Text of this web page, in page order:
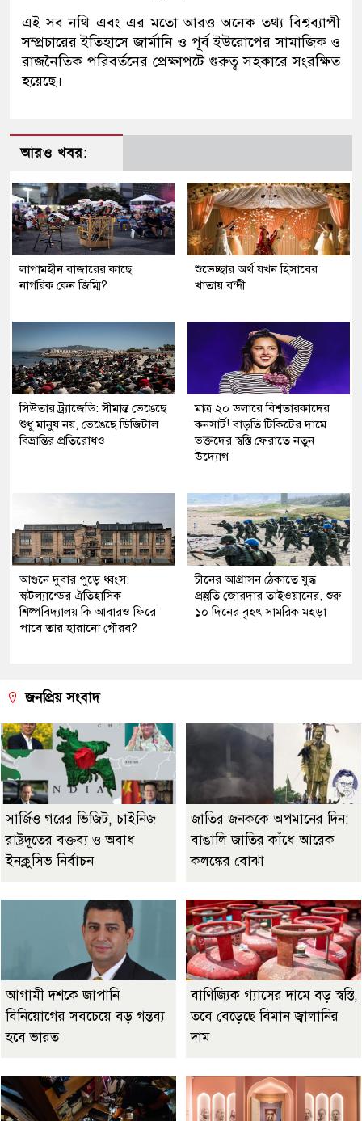
এই সব নথি এবং এর মতো আরও অনেক তথ্য বিশ্বব্যাপী
সম্প্রচারের ইতিহাসে জার্মানি ও পূর্ব ইউরোপের সামাজিক ও
রাজনৈতিক পরিবর্তনের প্রেক্ষাপটে গুরুত্ব সহকারে সংরক্ষিত
হয়েছে।
আরও খবর:
লাগামহীন বাজারের কাছে
নাগরিক কেন জিম্মি?
শুভেচ্ছার অর্থ যখন হিসাবের
খাতায় বন্দী
সিউতার ট্র্যাজেডি: সীমান্ত ভেঙেছে
শুধু মানুষ নয়, ভেঙেছে ডিজিটাল
বিভ্রান্তির প্রতিরোধও
মাত্র ২০ ডলারে বিশ্বতারকাদের
কনসার্ট! বাড়তি টিকিটের দামে
ভক্তদের স্বস্তি ফেরাতে নতুন
উদ্যোগ
আগুনে দুবার পুড়ে ধ্বংস:
স্কটল্যান্ডের ঐতিহাসিক
শিল্পবিদ্যালয় কি আবারও ফিরে
পাবে তার হারানো গৌরব?
চীনের আগ্রাসন ঠেকাতে যুদ্ধ
প্রস্তুতি জোরদার তাইওয়ানের, শুরু
১০ দিনের বৃহৎ সামরিক মহড়া
জনপ্রিয় সংবাদ
সার্জিও গরের ভিজিট, চাইনিজ
রাষ্ট্রদূতের বক্তব্য ও অবাধ
ইনক্লুসিভ নির্বাচন
জাতির জনককে অপমানের দিন:
বাঙালি জাতির কাঁধে আরেক
কলঙ্কের বোঝা
আগামী দশকে জাপানি
বিনিয়োগের সবচেয়ে বড় গন্তব্য
হবে ভারত
বাণিজ্যিক গ্যাসের দামে বড় স্বস্তি,
তবে বেড়েছে বিমান জ্বালানির
দাম